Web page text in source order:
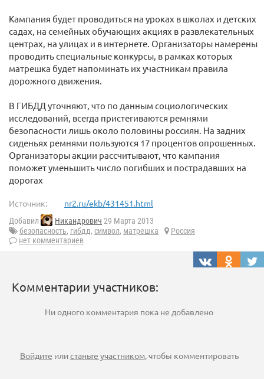
Кампания будет проводиться на уроках в школах и детских
садах, на семейных обучающих акциях в развлекательных
центрах, на улицах и в интернете. Организаторы намерены
проводить специальные конкурсы, в рамках которых
матрешка будет напоминать их участникам правила
дорожного движения.
В ГИБДД уточняют, что по данным социологических
исследований, всегда пристегиваются ремнями
безопасности лишь около половины россиян. На задних
сиденьях ремнями пользуются 17 процентов опрошенных.
Организаторы акции рассчитывают, что кампания
поможет уменьшить число погибших и пострадавших на
дорогах
Источник: nr2.ru/ekb/431451.html
Добавил Никандрович 29 Марта 2013
безопасность, гибдд, символ, матрешка
Россия
нет комментариев
Комментарии участников:
Ни одного комментария пока не добавлено
Войдите илистаньте участником, чтобы комментировать